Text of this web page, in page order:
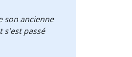
son ancienne
s'est passé